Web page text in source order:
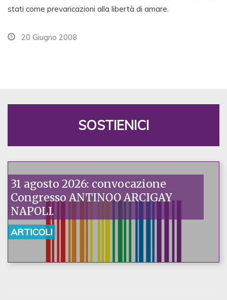
stati come prevaricazioni alla libertà di amare.
20 Giugno 2008
SOSTIENICI
31 agosto 2026: convocazione
Congresso ANTINOO ARCIGAY
NAPOLI.
ARTICOLI